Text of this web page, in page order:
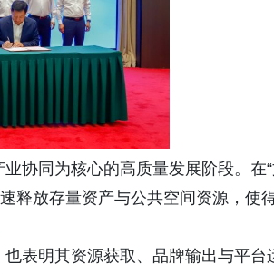
协同为核心的高质量发展阶段。在
释放存量资产与公共空间资源，使
表明其资源获取、品牌输出与平台